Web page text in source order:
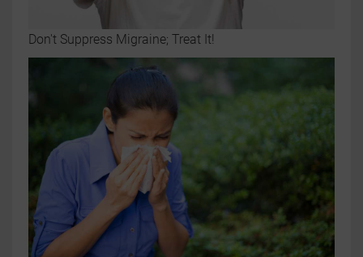
Don't Suppress Migraine; Treat It!